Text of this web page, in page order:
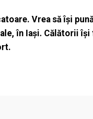
Vrea să își
în Iași. Călătorii își